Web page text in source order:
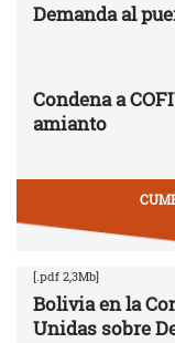
Demanda al
Condena a
amianto
[.pdf 2,3Mb]
Bolivia en la
Unidas sobre